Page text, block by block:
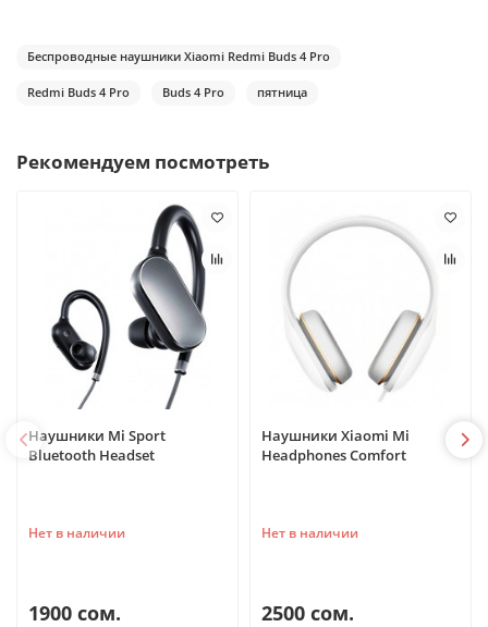
Беспроводные наушники Xiaomi Redmi Buds 4 Pro
Redmi Buds 4 Pro Buds 4 Pro пятница
Рекомендуем посмотреть
Наушники Mi Sport
Bluetooth Headset
Нет в наличии
1900 сом.
Наушники Xiaomi Mi
Headphones Comfort
Нет в наличии
2500 сом.